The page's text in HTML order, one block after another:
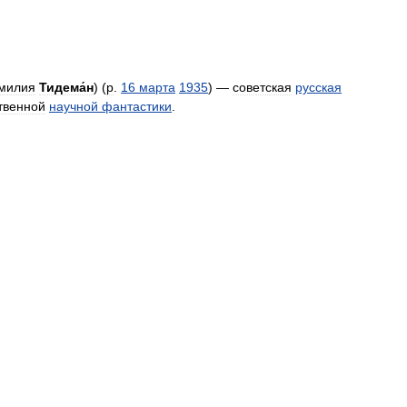
Тидема́н) (р 16 марта 1935) — советская русская
научной фантастики